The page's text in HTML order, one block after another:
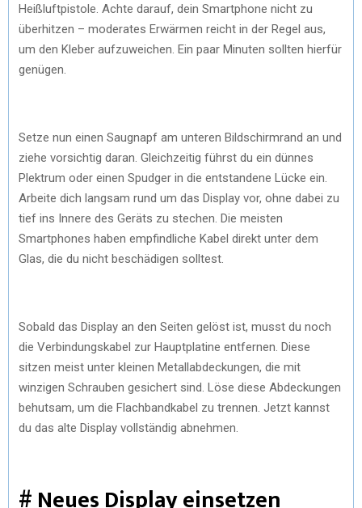
Heißluftpistole. Achte darauf, dein Smartphone nicht zu
überhitzen – moderates Erwärmen reicht in der Regel aus,
um den Kleber aufzuweichen. Ein paar Minuten sollten hierfür
genügen.
Setze nun einen Saugnapf am unteren Bildschirmrand an und
ziehe vorsichtig daran. Gleichzeitig führst du ein dünnes
Plektrum oder einen Spudger in die entstandene Lücke ein.
Arbeite dich langsam rund um das Display vor, ohne dabei zu
tief ins Innere des Geräts zu stechen. Die meisten
Smartphones haben empfindliche Kabel direkt unter dem
Glas, die du nicht beschädigen solltest.
Sobald das Display an den Seiten gelöst ist, musst du noch
die Verbindungskabel zur Hauptplatine entfernen. Diese
sitzen meist unter kleinen Metallabdeckungen, die mit
winzigen Schrauben gesichert sind. Löse diese Abdeckungen
behutsam, um die Flachbandkabel zu trennen. Jetzt kannst
du das alte Display vollständig abnehmen.
# Neues Display einsetzen